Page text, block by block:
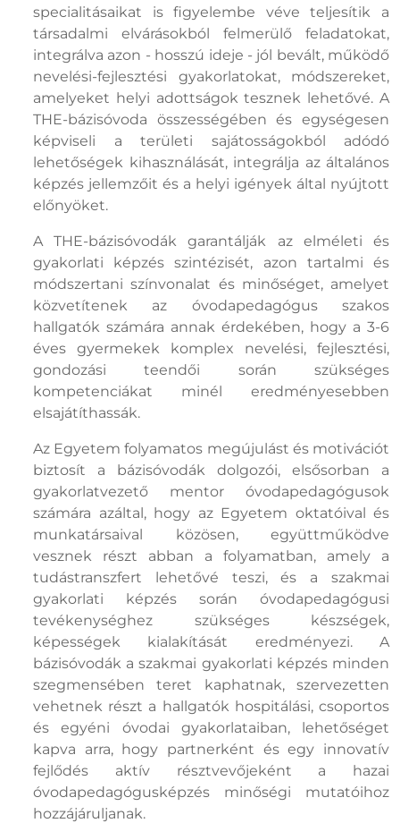
specialitásaikat is figyelembe véve teljesítik a
társadalmi elvárásokból felmerülő feladatokat,
integrálva azon - hosszú ideje - jól bevált, működő
nevelési-fejlesztési gyakorlatokat, módszereket,
amelyeket helyi adottságok tesznek lehetővé. A
THE-bázisóvoda összességében és egységesen
képviseli a területi sajátosságokból adódó
lehetőségek kihasználását, integrálja az általános
képzés jellemzőit és a helyi igények által nyújtott
előnyöket.
A THE-bázisóvodák garantálják az elméleti és
gyakorlati képzés szintézisét, azon tartalmi és
módszertani színvonalat és minőséget, amelyet
közvetítenek az óvodapedagógus szakos
hallgatók számára annak érdekében, hogy a 3-6
éves gyermekek komplex nevelési, fejlesztési,
gondozási teendői során szükséges
kompetenciákat minél eredményesebben
elsajátíthassák.
Az Egyetem folyamatos megújulást és motivációt
biztosít a bázisóvodák dolgozói, elsősorban a
gyakorlatvezető mentor óvodapedagógusok
számára azáltal, hogy az Egyetem oktatóival és
munkatársaival közösen, együttműködve
vesznek részt abban a folyamatban, amely a
tudástranszfert lehetővé teszi, és a szakmai
gyakorlati képzés során óvodapedagógusi
tevékenységhez szükséges készségek,
képességek kialakítását eredményezi. A
bázisóvodák a szakmai gyakorlati képzés minden
szegmensében teret kaphatnak, szervezetten
vehetnek részt a hallgatók hospitálási, csoportos
és egyéni óvodai gyakorlataiban, lehetőséget
kapva arra, hogy partnerként és egy innovatív
fejlődés aktív résztvevőjeként a hazai
óvodapedagógusképzés minőségi mutatóihoz
hozzájáruljanak.